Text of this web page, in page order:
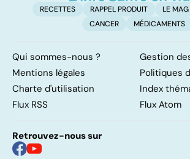
RECETTES RAPPEL PRODUIT
LE
CANCER
MÉDICAMENTS
Qui sommes-nous ?
Gestion
Mentions légales
Politiques
Charte d'utilisation
Index
Flux RSS
Flux Atom
Retrouvez-nous sur